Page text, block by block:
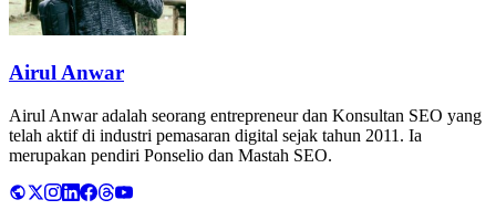
Airul Anwar
Airul Anwar adalah seorang entrepreneur dan Konsultan SEO yang
telah aktif di industri pemasaran digital sejak tahun 2011. Ia
merupakan pendiri Ponselio dan Mastah SEO.